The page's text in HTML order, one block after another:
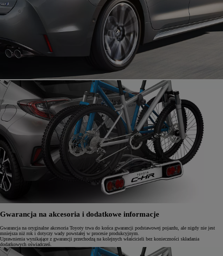
Gwarancja na akcesoria i dodatkowe informacje
Gwarancja na oryginalne akcesoria Toyoty trwa do końca gwarancji podstawowej pojazdu, ale nigdy nie jest
mniejsza niż rok i dotyczy wady powstałej w procesie produkcyjnym.
Uprawnienia wynikające z gwarancji przechodzą na kolejnych właścicieli bez konieczności składania
dodatkowych oświadczeń.